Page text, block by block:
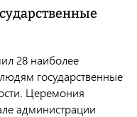
28 наиболее
государственные
Церемония
администрации